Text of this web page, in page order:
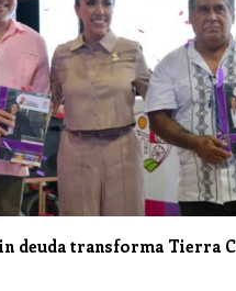
deuda transforma Tierra